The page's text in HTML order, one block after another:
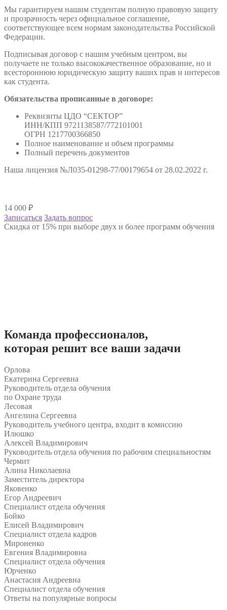
Мы гарантируем нашим студентам полную правовую защиту
и прозрачность через официальное соглашение,
соответствующее всем нормам законодательства Российской
Федерации.
Подписывая договор с нашим учебным центром, вы
получаете не только высококачественное образование, но и
всестороннюю юридическую защиту ваших прав и интересов
как студента.
Обязательства прописанные в договоре:
Реквизиты ЦДО “СЕКТОР”
ИНН/КПП 9721138587/772101001
ОГРН 1217700366850
Полное наименование и объем программы
Полный перечень документов
Наша лицензия №Л035-01298-77/00179654 от 28.02.2022 г.
14 000 ₽
Записаться Задать вопрос
Скидка от 15% при выборе двух и более программ обучения
Команда профессионалов,
которая решит все ваши задачи
Орлова
Екатерина Сергеевна
Руководитель отдела обучения
по Охране труда
Лесовая
Ангелина Сергеевна
Руководитель учебного центра, входит в комиссию
Илюшко
Алексей Владимирович
Руководитель отдела обучения по рабочим специальностям
Чермит
Алина Николаевна
Заместитель директора
Яковенко
Егор Андреевич
Специалист отдела обучения
Бойко
Елисей Владимирович
Специалист отдела кадров
Мироненко
Евгения Владимировна
Специалист отдела обучения
Юрченко
Анастасия Андреевна
Специалист отдела обучения
Ответы на популярные вопросы